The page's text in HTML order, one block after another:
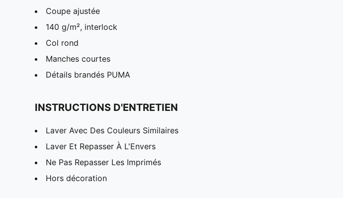
Coupe ajustée
140 g/m², interlock
Col rond
Manches courtes
Détails brandés PUMA
INSTRUCTIONS D'ENTRETIEN
Laver Avec Des Couleurs Similaires
Laver Et Repasser À L'Envers
Ne Pas Repasser Les Imprimés
Hors décoration